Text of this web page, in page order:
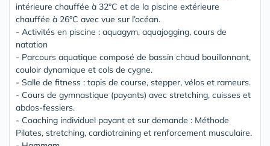
intérieure chauffée à 32°C et de la piscine extérieure
chauffée à 26°C avec vue sur l’océan.
- Activités en piscine : aquagym, aquajogging, cours de
natation
- Parcours aquatique composé de bassin chaud bouillonnant,
couloir dynamique et cols de cygne.
- Salle de fitness : tapis de course, stepper, vélos et rameurs.
- Cours de gymnastique (payants) avec stretching, cuisses et
abdos-fessiers.
- Coaching individuel payant et sur demande : Méthode
Pilates, stretching, cardiotraining et renforcement musculaire.